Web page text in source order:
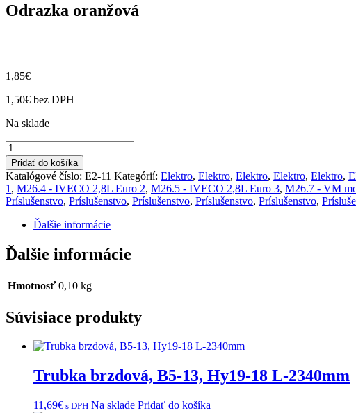
Odrazka oranžová
1,85€
1,50€ bez DPH
Na sklade
množstvo
Odrazka
oranžová
Pridať do košíka
Katalógové číslo: E2-11 Kategórií: Elektro, Elektro, Elektro, Elektro, Elektro,
1 , M26.4 - IVECO 2,8L Euro 2, M26.5 - IVECO 2,8L Euro 3, M26.7 - VM
Príslušenstvo, Príslušenstvo, Príslušenstvo, Príslušenstvo, Príslušenstvo,
Ďalšie informácie
Ďalšie informácie
Hmotnosť 0,10 kg
Súvisiace produkty
Trubka brzdová, B5-13, Hy19-18 L-2340mm
11,69€ s DPH Na sklade Pridať do košíka